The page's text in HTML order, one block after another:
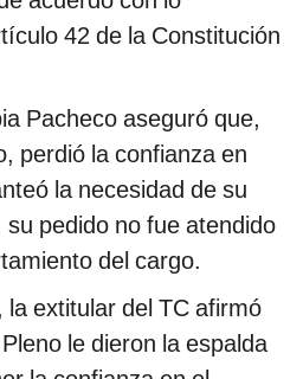
42 de la Constitución
Pacheco aseguró que,
perdió la confianza en
la necesidad de su
pedido no fue atendido
del cargo.
extitular del TC afirmó
le dieron la espalda